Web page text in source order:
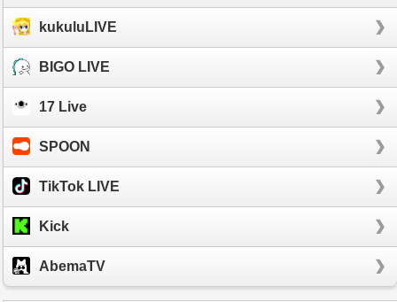
kukuluLIVE
BIGO LIVE
17 Live
SPOON
TikTok LIVE
Kick
AbemaTV